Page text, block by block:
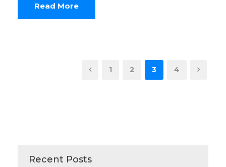
Read More
1 2 3 4
Recent Posts